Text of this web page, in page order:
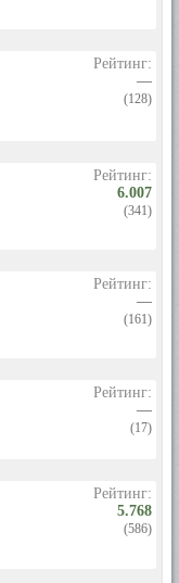
Рейтинг:
—
(128)
Рейтинг:
6.007
(341)
Рейтинг:
—
(161)
Рейтинг:
—
(17)
Рейтинг:
5.768
(586)